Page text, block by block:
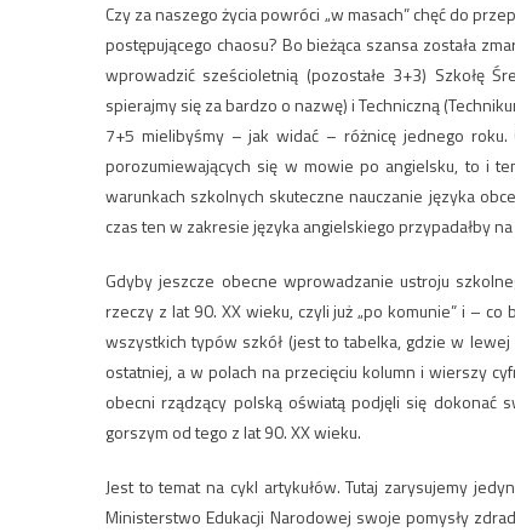
Czy za naszego życia powróci „w masach” chęć do
postępującego chaosu? Bo bieżąca szansa została
wprowadzić sześcioletnią (pozostałe 3+3) Szkołę
spierajmy się za bardzo o nazwę) i Techniczną
7+5 mielibyśmy – jak widać – różnicę jednego roku.
porozumiewających się w mowie po angielsku, to i
warunkach szkolnych skuteczne nauczanie języka
czas ten w zakresie języka angielskiego przypadałby
Gdyby jeszcze obecne wprowadzanie ustroju
rzeczy z lat 90. XX wieku, czyli już „po komunie” i –
wszystkich typów szkół (jest to tabelka, gdzie w
ostatniej, a w polach na przecięciu kolumn i wierszy
obecni rządzący polską oświatą podjęli się dokonać
gorszym od tego z lat 90. XX wieku.
Jest to temat na cykl artykułów. Tutaj zarysujemy
Ministerstwo Edukacji Narodowej swoje pomysły